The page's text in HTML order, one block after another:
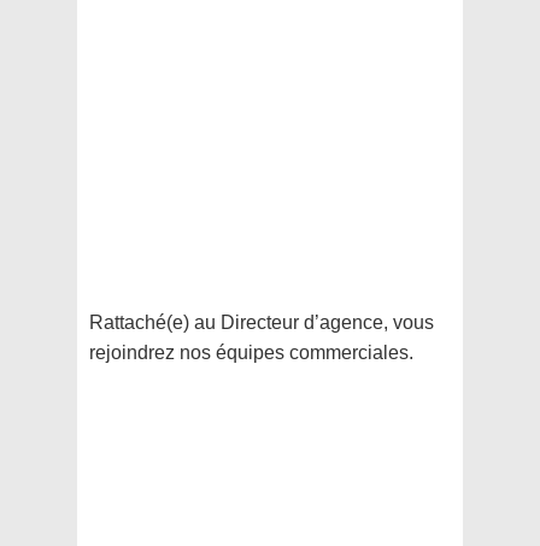
Rattaché(e) au Directeur d’agence, vous
rejoindrez nos équipes commerciales.